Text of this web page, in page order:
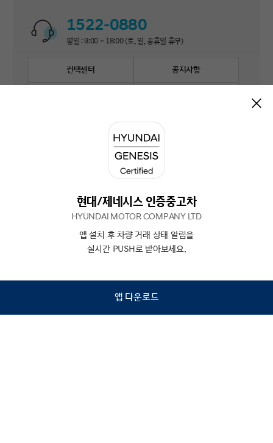
1522-0880
평일 : 9:00 ~ 18:00 (토, 일, 공휴일 휴무)
컨택센터 공지사항
검색
현대/제네시스 인증중고차
HYUNDAI MOTOR COMPANY LTD
앱 설치 후 차량 거래 상태 알림을
실시간 PUSH로 받아보세요.
앱 다운로드